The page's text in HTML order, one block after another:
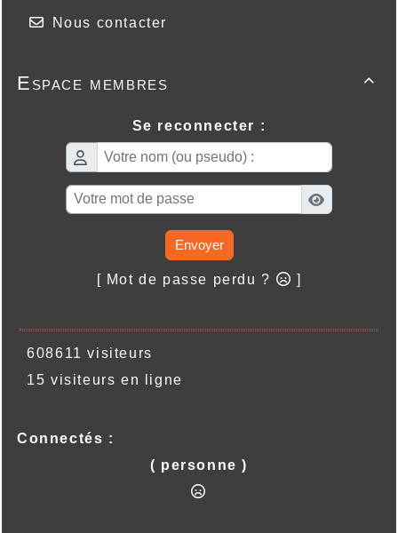
Nous contacter

Espace membres
Se reconnecter :
Envoyer
[ Mot de passe perdu ? ]
608611 visiteurs
15 visiteurs en ligne
Connectés :
( personne )